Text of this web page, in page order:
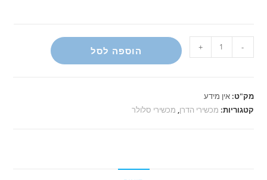
של
Plus
-
+ הוספה לסל
מק"ט:אין מידע
קטגוריות: מכשירי הדרן, מכשירי סלולר